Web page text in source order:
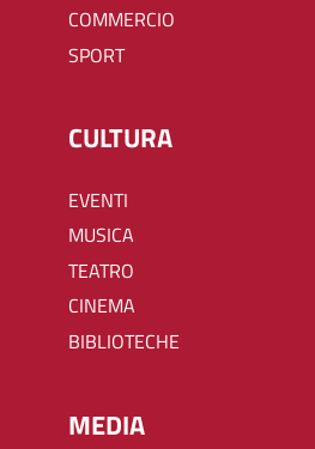
COMMERCIO
SPORT
CULTURA
EVENTI
MUSICA
TEATRO
CINEMA
BIBLIOTECHE
MEDIA